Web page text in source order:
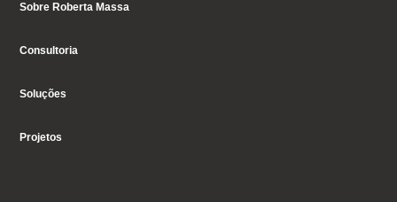
Sobre Roberta Massa
Consultoria
Soluções
Projetos